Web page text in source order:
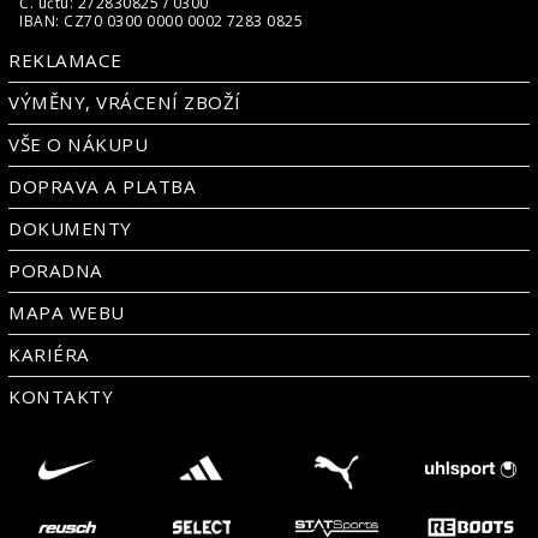
IBAN: CZ70 0300 0000 0002 7283 0825
REKLAMACE
VÝMĚNY, VRÁCENÍ ZBOŽÍ
VŠE O NÁKUPU
DOPRAVA A PLATBA
DOKUMENTY
PORADNA
MAPA WEBU
KARIÉRA
KONTAKTY